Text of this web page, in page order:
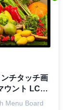
チタッチ画
ウント LCD
イ
Menu Board